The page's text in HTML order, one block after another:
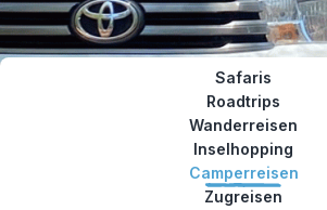
Safaris
Roadtrips
Wanderreisen
Inselhopping
Camperreisen
Zugreisen